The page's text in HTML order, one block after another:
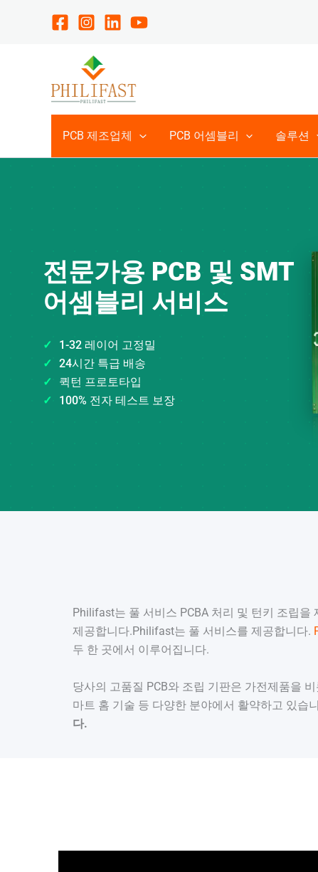
PCB 제조업체 PCB 어셈블리 솔루션
전문가용 PCB 및 SMT
어셈블리 서비스
✓
1-32 레이어 고정밀
✓
24시간 특급 배송
✓
퀵턴 프로토타입
✓
100% 전자 테스트 보장
Philifast는 풀 서비스 PCBA 처리 및 턴키 조립을
제공합니다.Philifast는 풀 서비스를 제공합니다.
두 한 곳에서 이루어집니다.
당사의 고품질 PCB와 조립 기판은 가전제품을
마트 홈 기술 등 다양한 분야에서 활약하고 있습
다.